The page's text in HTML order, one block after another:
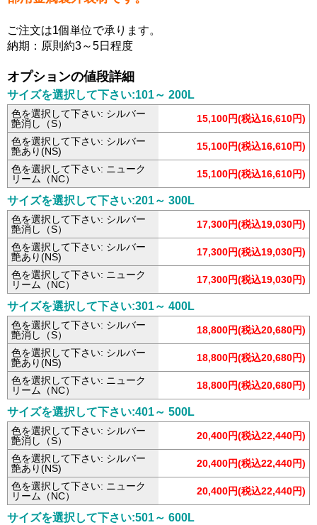
ご注文は1個単位で承ります。
納期：原則約3～5日程度
オプションの値段詳細
サイズを選択して下さい:101～ 200L
色を選択して下さい: シルバー
艶消し（S）
15,100円(税込16,610円)
色を選択して下さい: シルバー
艶あり(NS)
15,100円(税込16,610円)
色を選択して下さい: ニューク
リーム（NC）
15,100円(税込16,610円)
サイズを選択して下さい:201～ 300L
色を選択して下さい: シルバー
艶消し（S）
17,300円(税込19,030円)
色を選択して下さい: シルバー
艶あり(NS)
17,300円(税込19,030円)
色を選択して下さい: ニューク
リーム（NC）
17,300円(税込19,030円)
サイズを選択して下さい:301～ 400L
色を選択して下さい: シルバー
艶消し（S）
18,800円(税込20,680円)
色を選択して下さい: シルバー
艶あり(NS)
18,800円(税込20,680円)
色を選択して下さい: ニューク
リーム（NC）
18,800円(税込20,680円)
サイズを選択して下さい:401～ 500L
色を選択して下さい: シルバー
艶消し（S）
20,400円(税込22,440円)
色を選択して下さい: シルバー
艶あり(NS)
20,400円(税込22,440円)
色を選択して下さい: ニューク
リーム（NC）
20,400円(税込22,440円)
サイズを選択して下さい:501～ 600L